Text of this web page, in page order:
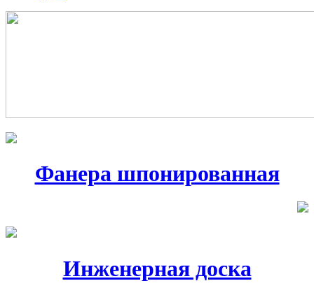
Фанера шпонированная
Инженерная доска